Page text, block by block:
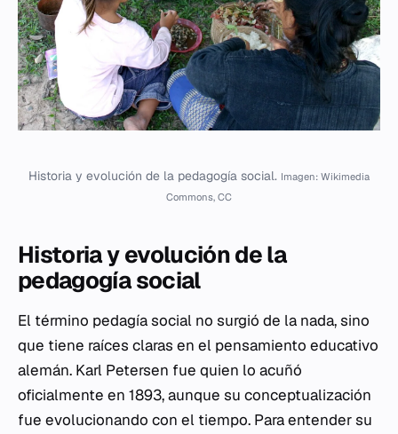
Historia y evolución de la pedagogía social. Imagen: Wikimedia
Commons, CC
Historia y evolución de la
pedagogía social
El término pedagía social no surgió de la nada, sino
que tiene raíces claras en el pensamiento educativo
alemán. Karl Petersen fue quien lo acuñó
oficialmente en 1893, aunque su conceptualización
fue evolucionando con el tiempo. Para entender su